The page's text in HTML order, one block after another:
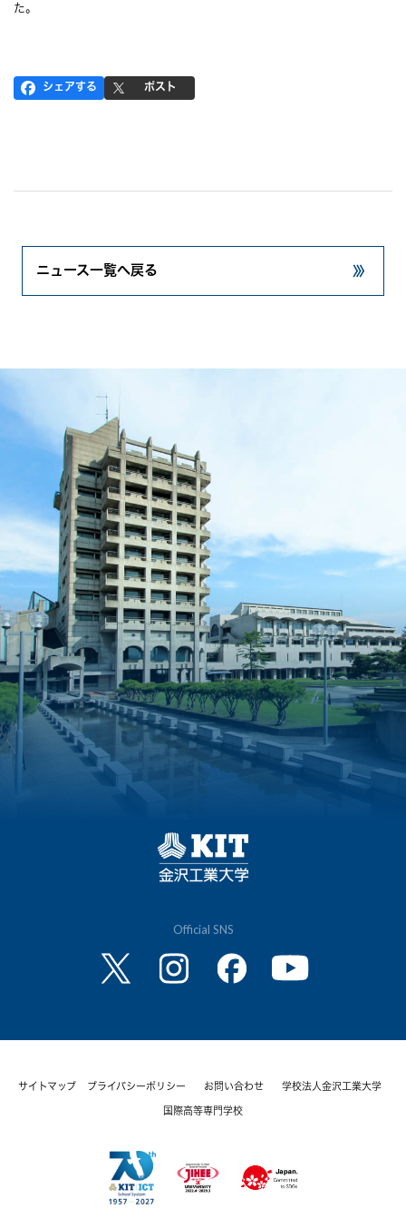
た。
シェアする ポスト
ニュース一覧へ戻る
Official SNS
サイトマップ プライバシーポリシー お問い合わせ 学校法人金沢工業大学
国際高等専門学校